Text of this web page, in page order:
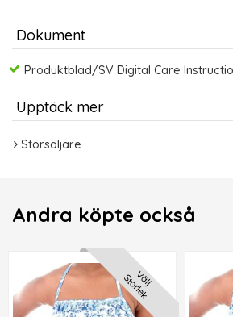
Dokument
Produktblad/SV Digital Care
Upptäck mer
Storsäljare
Andra köpte också
Välj
Storlek